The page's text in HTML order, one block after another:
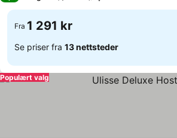
Fra 1 291 kr
Se priser fra 13 nettsteder
Populært valg